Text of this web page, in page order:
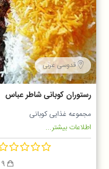
قدوسی غربی
رستوران کوبانی شاطر عباس
مجموعه غذایی کوبانی
اطلاعات بیشتر...